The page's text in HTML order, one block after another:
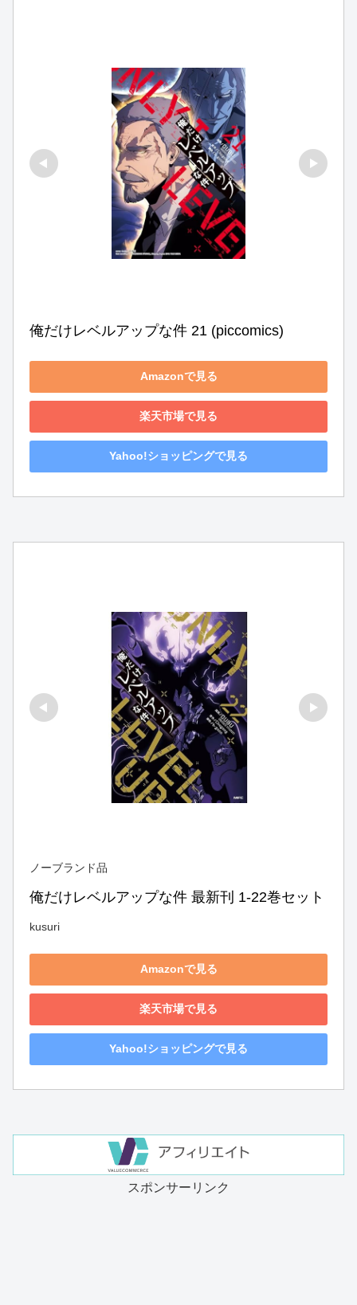
俺だけレベルアップな件 21 (piccomics)
Amazonで見る
楽天市場で見る
Yahoo!ショッピングで見る
ノーブランド品
俺だけレベルアップな件 最新刊 1-22巻セット
kusuri
Amazonで見る
楽天市場で見る
Yahoo!ショッピングで見る
スポンサーリンク